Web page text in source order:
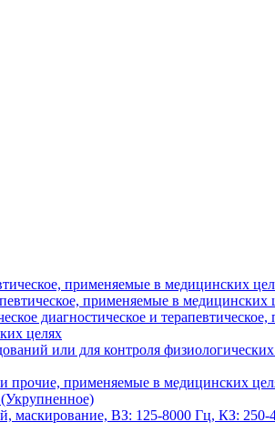
применяемые в медицинских
применяемые в медицинских
диагностическое и
целях
или для контроля
применяемые в медицинских
маскирование, ВЗ: 125-8000 Гц, КЗ: 250-